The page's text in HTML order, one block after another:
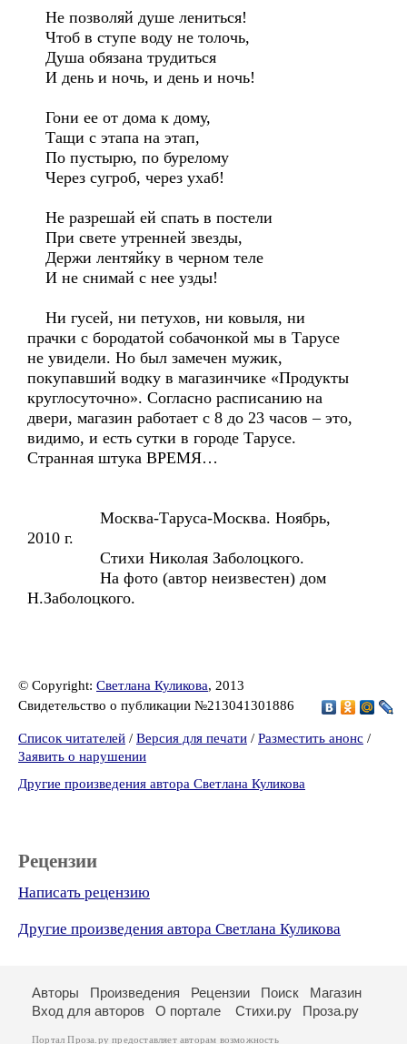
Не позволяй душе лениться!
Чтоб в ступе воду не толочь,
Душа обязана трудиться
И день и ночь, и день и ночь!
Гони ее от дома к дому,
Тащи с этапа на этап,
По пустырю, по бурелому
Через сугроб, через ухаб!
Не разрешай ей спать в постели
При свете утренней звезды,
Держи лентяйку в черном теле
И не снимай с нее узды!
Ни гусей, ни петухов, ни ковыля, ни
прачки с бородатой собачонкой мы в Тарусе
не увидели. Но был замечен мужик,
покупавший водку в магазинчике «Продукты
круглосуточно». Согласно расписанию на
двери, магазин работает с 8 до 23 часов – это,
видимо, и есть сутки в городе Тарусе.
Странная штука ВРЕМЯ…
Москва-Таруса-Москва. Ноябрь,
2010 г.
Стихи Николая Заболоцкого.
На фото (автор неизвестен) дом
Н.Заболоцкого.
© Copyright: Светлана Куликова, 2013
Свидетельство о публикации №213041301886
Список читателей / Версия для печати / Разместить анонс /
Заявить о нарушении
Другие произведения автора Светлана Куликова
Рецензии
Написать рецензию
Другие произведения автора Светлана Куликова
Авторы Произведения Рецензии Поиск
Магазин
Вход для авторов
О портале Стихи.ру Проза.ру
Портал Проза.ру предоставляет авторам возможность